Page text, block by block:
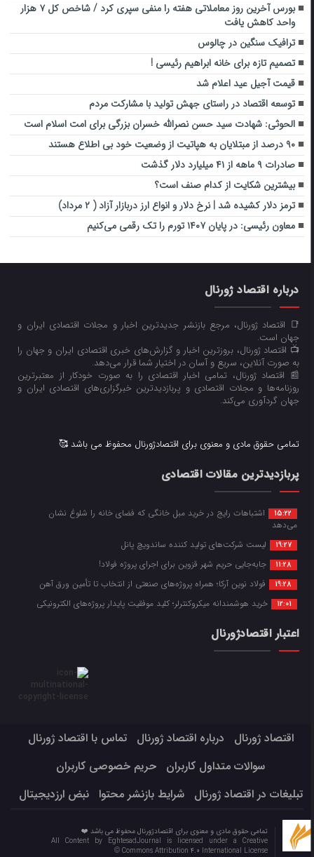
بورس آخرین روز معاملاتی هفته را منفی سپری کرد / شاخص کل ۷ هزار
واحد کاهش یافت
ترافیک سنگین در چالوس
تصمیم تازه برای خانه ابراهیم رئیسی !
قیمت آجیل عید اعلام شد
توسعه اقتصاد در راستای جهش تولید با مشارکت مردم
الحوثی: شهادت سید حسن نصرالله خسران بزرگی برای امت اسلام است
۹۰ درصد از مبتلایان به هپاتیت از وضعیت خود بی اطلاع هستند
صادرات ۹ ماهه از ۴۱ میلیارد دلار گذشت
بیشترین شکایت از کدام صنف است؟
ترمز دلار کشیده شد | نرخ دلار و انواع ارز دربازار آزاد ( ۲ مرداد)
معاون رئیسی: در پایان ۱۴۰۷ تورم را تک رقمی می‌کنیم
درباره اقتصاد ژورنال
📑 اقتصاد ژورنال، مرجع بازنشر جدیدترین اخبار و مجلات اقتصادی ایران و
جهان است.
📺 اقتصاد ژورنال، بروزترین اخبار و گزارش‌های خبری اقتصادی ایران و جهان را
به صورت آنلاین، سریع و آسان در اختیار شما قرار می‌‌دهد.
📰 اقتصاد ژورنال، تمامی اخبار اقتصادی را به صورت خودکار از معتبرترین
روزنامه‌ها و مجلات اقتصادی و پربازدیدترین خبرگزاری‌های اقتصادی ایران و
جهان گردآوری می‌کند.
تمامی حقوق مادی و معنوی برای اقتصادژورنال محفوظ می باشد 🥰
پربازدیدترین مقالات اقتصادی
15:22
اشتباهات رایج در خرید مبل خانگی که فضای خانه را شلوغ نشان
می‌دهد
19:27 لیست شرکت‌های تولید کننده ساندویچ پانل
11:28 جابه‌جایی حریم شهر قزوین برای اجرای پروژه فولاد!
19:28 فولاد نوین آرکا؛ همراه پروژه‌های صنعتی از انتخاب تا تأمین ورق آهن
12:01 خرید هوشمندانه میکروکنترلر؛ کلید موفقیت پایدار پروژه‌های الکترونیکی
اعتبار اقتصادژورنال
اقتصاد ژورنال درباره اقتصاد ژورنال
تماس با اقتصاد ژورنال
سوالات متداول کاربران
حریم خصوصی کاربران
تبلیغات در اقتصاد ژورنال
شرایط بازنشر محتوا نبض ارزدیجیتال
تمامی حقوق مادی و معنوی برای اقتصادژورنال محفوظ می باشد ❤️
All Content by EghtesadJournal is licensed under a Creative
Commons Attribution 4.0 International License ©️